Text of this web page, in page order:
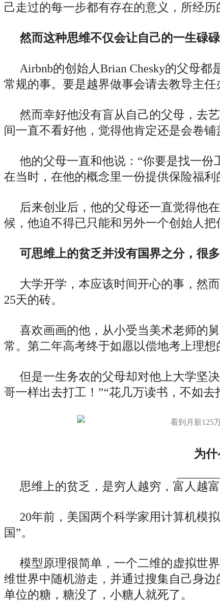
己走过的每一步都有存在的意义，所经
然而这种思维不仅会让自己的一生碌
Airbnb的创始人Brian Chesky的父母
常规的事。要是越界做事会请去教导主任
然而幸好他没有盲从自己的父母，去
间一直不看好他，觉得他肯定还是会卷铺
他的父母一直和他说：“你要是找一
在当时，在他的概念里一份提供保险福
后来创业后，他的父母还一直觉得他
候，他迫不得已只能和另外一个创始人
可思维上的贫乏并没有国界之分，很
大学开学，本应该时间开心的事，然
25天的砖。
喜欢画画的他，从小受当美术老师的
常。第二年高考终于如愿以偿地考上理想
但是一生务农的父母却对他上大学坚
哥一样出去打工！”“花几万读书，不如去
为
思维上的贫乏，是穷人越穷，富人越
20年前，美国两个科学家用计算机模
国”。
模型原理很简单，一个二维的虚拟世
维世界中随机游走，并通过搜集自己身
单位的糖，糖没了，小糖人就死了。